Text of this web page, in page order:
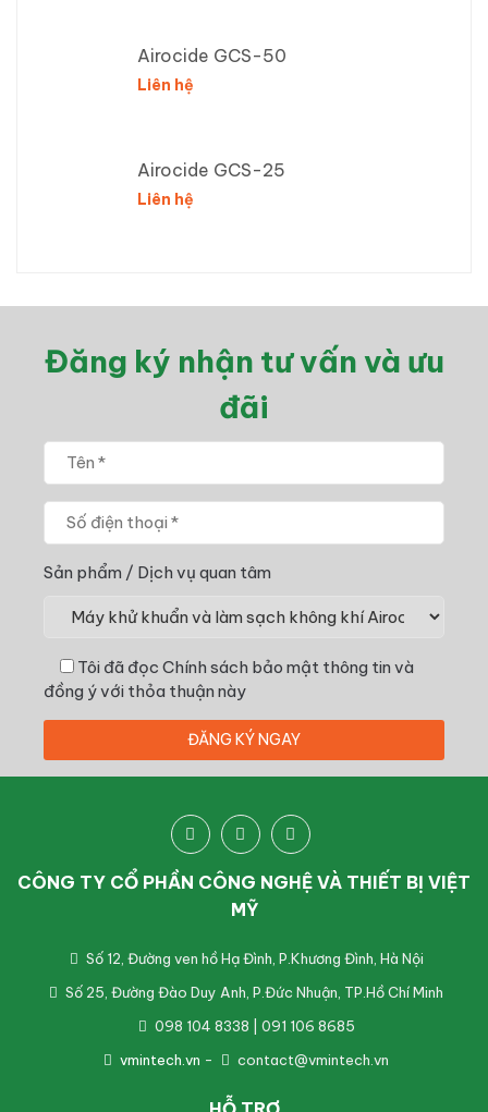
Airocide GCS-50
Liên hệ
Airocide GCS-25
Liên hệ
Đăng ký nhận tư vấn và ưu
đãi
Sản phẩm / Dịch vụ quan tâm
Tôi đã đọc Chính sách bảo mật thông tin và
đồng ý với thỏa thuận này
CÔNG TY CỔ PHẦN CÔNG NGHỆ VÀ THIẾT BỊ VIỆT
MỸ
Số 12, Đường ven hồ Hạ Đình, P.Khương Đình, Hà Nội
Số 25, Đường Đào Duy Anh, P.Đức Nhuận, TP.Hồ Chí Minh
098 104 8338 | 091 106 8685
vmintech.vn - contact@vmintech.vn